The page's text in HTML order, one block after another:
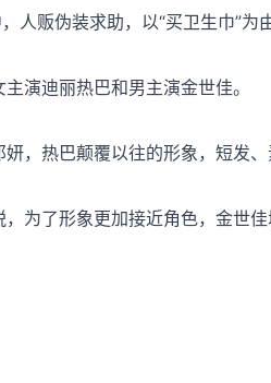
人贩伪装求助，以“买卫生巾”
演迪丽热巴和男主演金世佳。
，热巴颠覆以往的形象，短发
为了形象更加接近角色，金世佳